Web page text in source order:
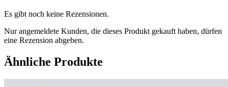
Es gibt noch keine Rezensionen.
Nur angemeldete Kunden, die dieses Produkt gekauft haben, dürfen
eine Rezension abgeben.
Ähnliche Produkte